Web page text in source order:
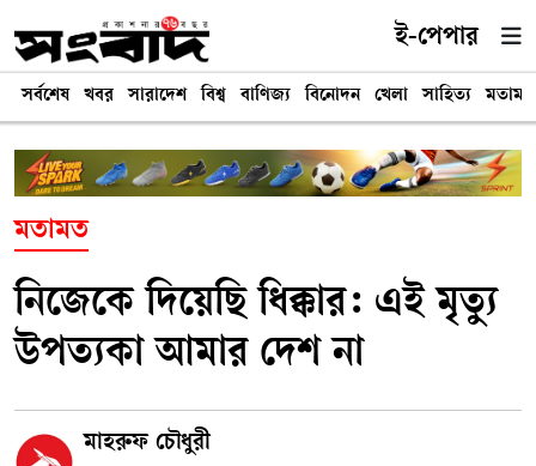
ই-পেপার
সর্বশেষ খবর সারাদেশ বিশ্ব বাণিজ্য বিনোদন খেলা সাহিত্য মতামত
মতামত
নিজেকে দিয়েছি ধিক্কার: এই মৃত্যু
উপত্যকা আমার দেশ না
মাহরুফ চৌধুরী